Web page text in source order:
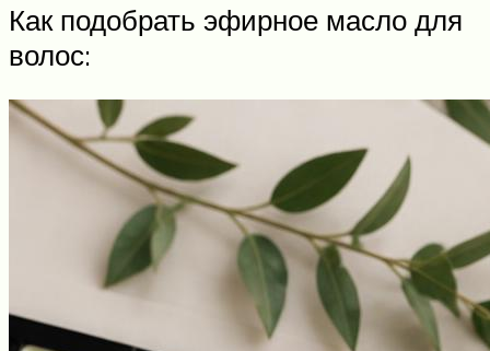
Как подобрать эфирное масло для
волос: